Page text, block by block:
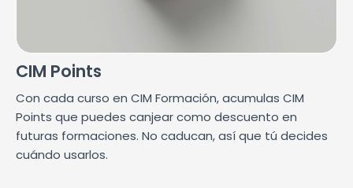
CIM Points
Con cada curso en CIM Formación, acumulas CIM
Points que puedes canjear como descuento en
futuras formaciones. No caducan, así que tú decides
cuándo usarlos.